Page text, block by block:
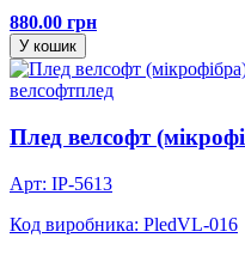
880.00 грн
У кошик
велсофтплед
Плед велсофт
Арт: IP-5613
Код виробника: PledVL-016